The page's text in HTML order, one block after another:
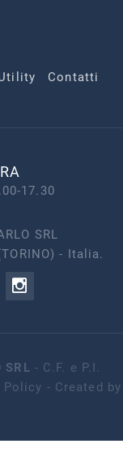
Contatti
17.30
SRL
- Italia.
SRL - C.F. e P.I.
Policy - Created by